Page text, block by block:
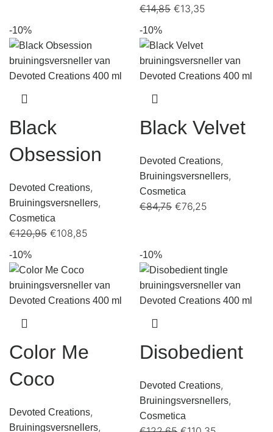
€14,85 €13,35
-10%
Black
Obsession
Devoted Creations,
Bruiningsversnellers,
Cosmetica
€120,95 €108,85
-10%
Black Velvet
Devoted Creations,
Bruiningsversnellers,
Cosmetica
€84,75 €76,25
-10%
Color Me
Coco
Devoted Creations,
Bruiningsversnellers,
-10%
Disobedient
Devoted Creations,
Bruiningsversnellers,
Cosmetica